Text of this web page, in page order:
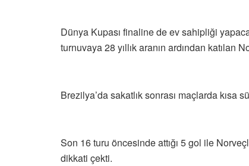
Dünya Kupası finaline de ev sahipliği
turnuvaya 28 yıllık aranın ardından katılan
Brezilya’da sakatlık sonrası maçlarda kısa
Son 16 turu öncesinde attığı 5 gol ile
dikkati çekti.